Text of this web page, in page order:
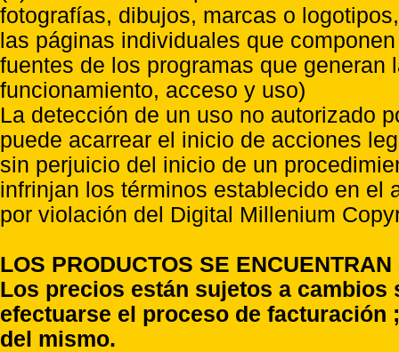
fotografías, dibujos, marcas o
las páginas individuales que
fuentes de los programas que
funcionamiento, acceso y uso)
La detección de un uso no autorizado
puede acarrear el inicio de acciones
sin perjuicio del inicio de un
infrinjan los términos establecido en el
por violación del Digital Millenium
LOS PRODUCTOS SE
Los precios están sujetos a
efectuarse el proceso de
del mismo.